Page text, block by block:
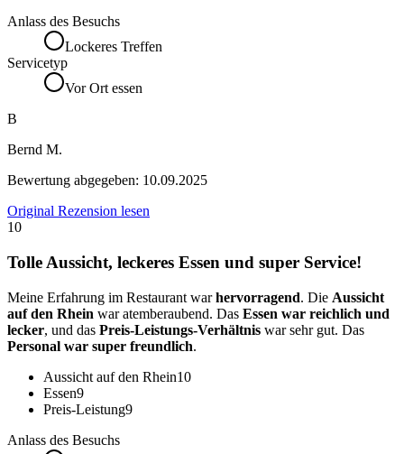
Anlass des Besuchs
Lockeres Treffen
Servicetyp
Vor Ort essen
B
Bernd M.
Bewertung abgegeben: 10.09.2025
Original Rezension lesen
10
Tolle Aussicht, leckeres Essen und super Service!
Meine Erfahrung im Restaurant warhervorragend. Die Aussicht
auf den Rhein war atemberaubend. Das Essen war reichlich und
lecker, und das Preis-Leistungs-Verhältnis war sehr gut. Das
Personal war super freundlich.
Aussicht auf den Rhein10
Essen9
Preis-Leistung9
Anlass des Besuchs